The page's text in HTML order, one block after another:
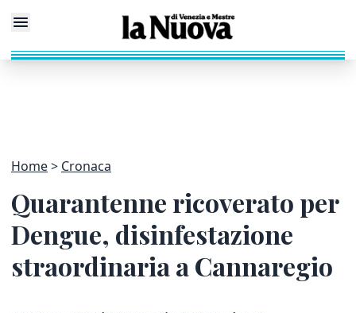
Home Cronaca
Quarantenne ricoverato per
Dengue, disinfestazione
straordinaria a Cannaregio